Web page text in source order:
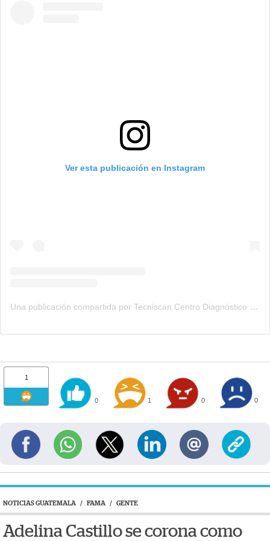
Ver esta publicación en Instagram
Una publicación compartida por Tecniscan Centro Diagnóstico (@tecniscan)
1
0 1 0 0
NOTICIAS GUATEMALA / FAMA / GENTE
Adelina Castillo se corona como